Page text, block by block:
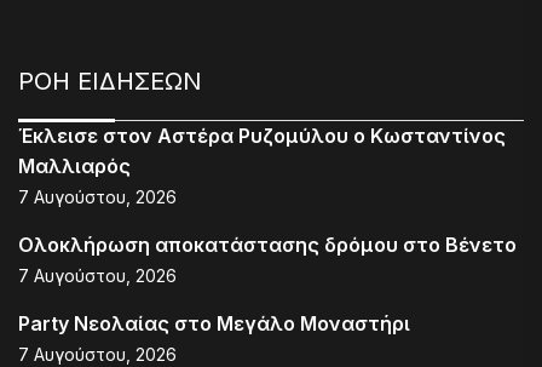
ΡΟΗ ΕΙΔΗΣΕΩΝ
Έκλεισε στον Αστέρα Ρυζομύλου ο Κωσταντίνος
Μαλλιαρός
7 Αυγούστου, 2026
Ολοκλήρωση αποκατάστασης δρόμου στο Βένετο
7 Αυγούστου, 2026
Party Νεολαίας στο Μεγάλο Μοναστήρι
7 Αυγούστου, 2026